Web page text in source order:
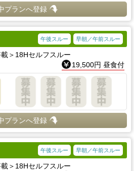
プランへ登録
早朝／午前スルー
午後スルー
載＞18Hセルフスルー
19,500円 昼食付
プランへ登録
早朝／午前スルー
午後スルー
載＞18Hセルフスルー